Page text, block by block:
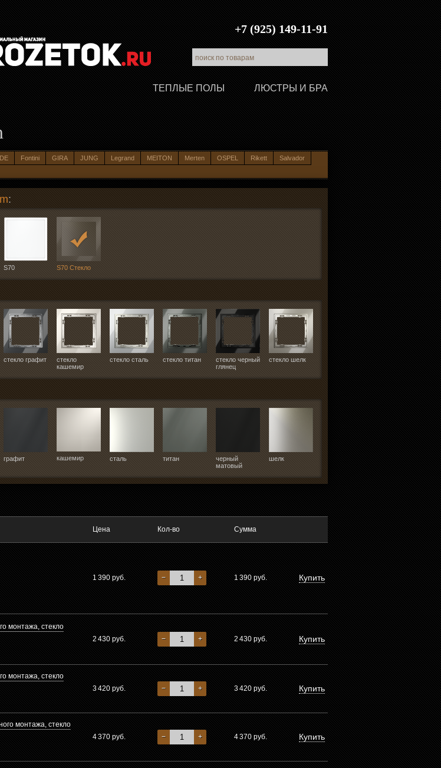
+7 (925) 149-11-91
ЛЮСТРЫ И БРА
ТЕПЛЫЕ ПОЛЫ
Fontini GIRA JUNG Legrand MEITON Merten OSPEL Rikett
Salvador
:
S70 S70 Стекло
стекло графит
стекло
кашемир
стекло сталь стекло титан
стекло черный
глянец
стекло шелк
графит кашемир сталь титан
черный
матовый
шелк
Цена Кол-во Сумма
1 390 руб. − + 1 390 руб. Купить
монтажа, стекло
2 430 руб. − + 2 430 руб. Купить
монтажа, стекло
3 420 руб. − + 3 420 руб. Купить
монтажа, стекло
4 370 руб. − + 4 370 руб. Купить